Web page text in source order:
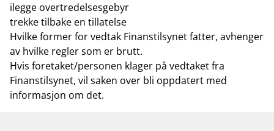
ilegge overtredelsesgebyr
trekke tilbake en tillatelse
Hvilke former for vedtak Finanstilsynet fatter, avhenger
av hvilke regler som er brutt.
Hvis foretaket/personen klager på vedtaket fra
Finanstilsynet, vil saken over bli oppdatert med
informasjon om det.